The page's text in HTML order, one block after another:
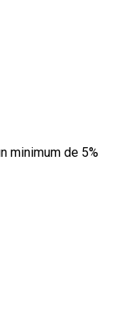
minimum de 5%